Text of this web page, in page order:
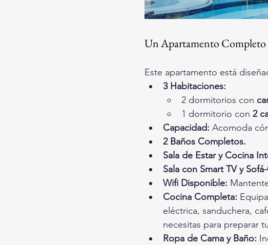
Un Apartamento
Este apartamento está
3 Habitaciones:
2 dormitorios con
1 dormitorio con 2
Capacidad: Acomoda
2 Baños Completos.
Sala de Estar y Cocina
Sala con Smart TV y
Wifi Disponible:
Cocina Completa:
eléctrica, sanduchera,
necesitas para preparar
Ropa de Cama y Baño: